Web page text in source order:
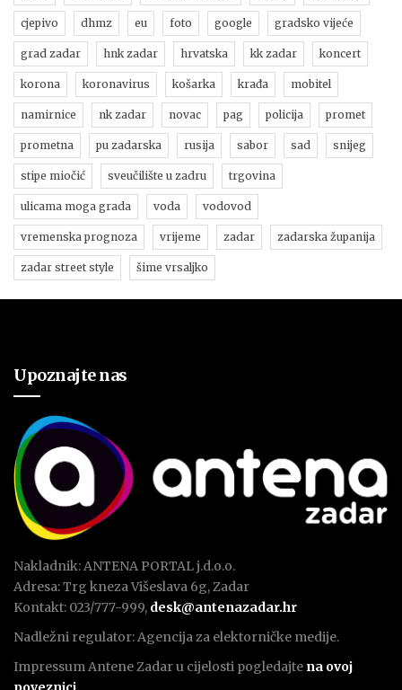
cjepivo dhmz eu foto google gradsko vijeće
grad zadar hnk zadar hrvatska kk zadar koncert
korona koronavirus košarka krađa mobitel
namirnice nk zadar novac pag policija promet
prometna pu zadarska rusija sabor sad snijeg
stipe miočić sveučilište u zadru trgovina
ulicama moga grada voda vodovod
vremenska prognoza vrijeme zadar zadarska županija
zadar street style šime vrsaljko
Upoznajte nas
Nakladnik: ANTENA PORTAL j.d.o.o.
Adresa: Trg kneza Višeslava 6g, Zadar
Kontakt: 023/777-999, desk@antenazadar.hr
Nadležni regulator: Agencija za elektorničke medije.
Impressum Antene Zadar u cijelosti pogledajte na ovoj